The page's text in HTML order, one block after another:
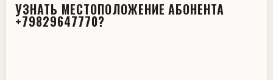
УЗНАТЬ МЕСТОПОЛОЖЕНИЕ АБОНЕНТА
+79829647770?